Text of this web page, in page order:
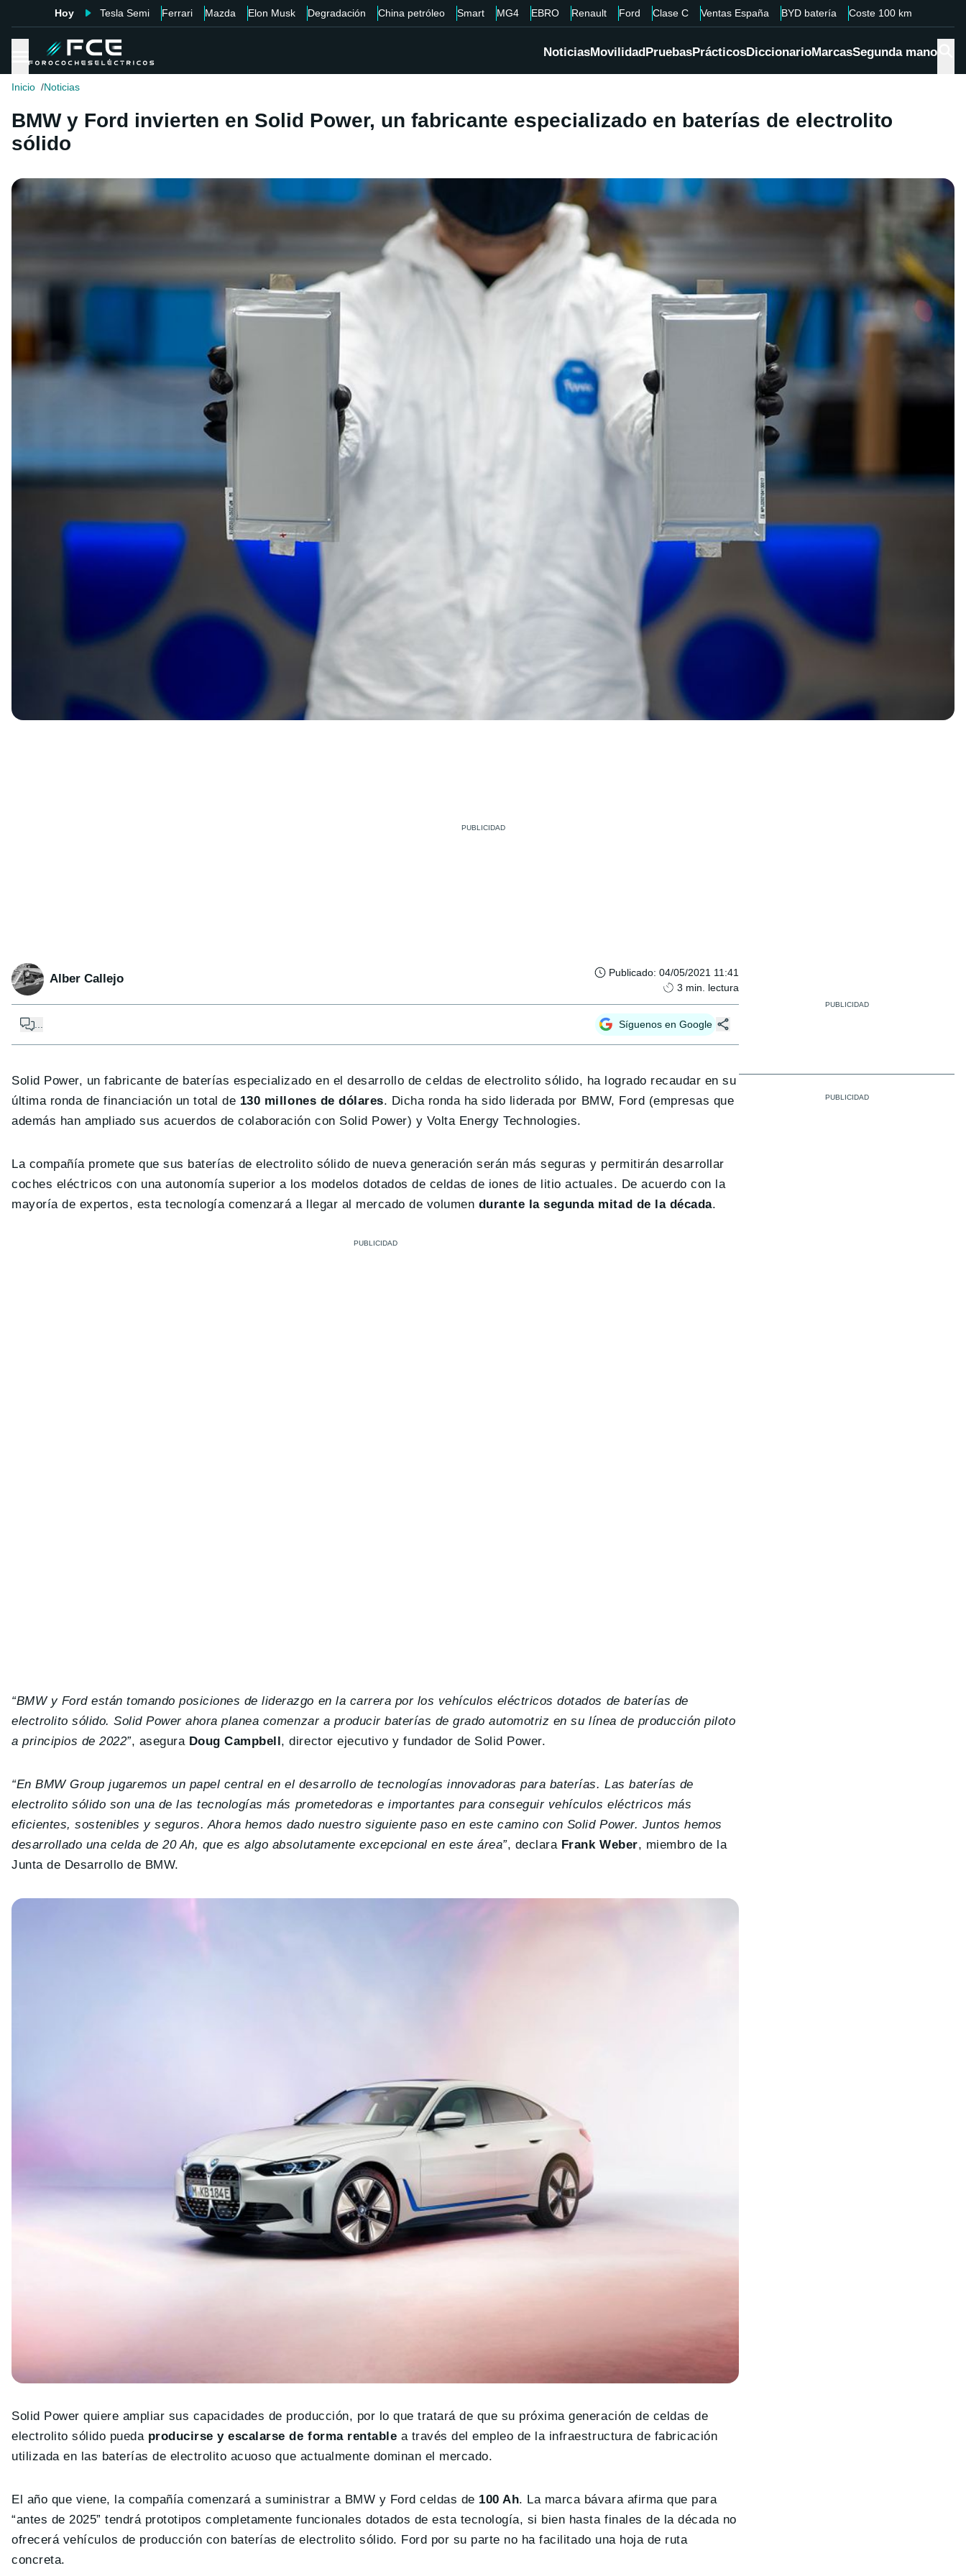
Hoy Tesla Semi Ferrari Mazda Elon Musk Degradación China petróleo Smart MG4 EBRO Renault Ford Clase C Ventas España BYD batería Coste 100 km
NoticiasMovilidadPruebasPrácticosDiccionarioMarcasSegunda mano
Inicio Noticias
BMW y Ford invierten en Solid Power, un fabricante especializado en baterías de electrolito
sólido
Alber Callejo Publicado: 04/05/2021 11:41
3 min. lectura
Síguenos en Google
Solid Power, un fabricante de baterías especializado en el desarrollo de celdas de electrolito sólido, ha logrado recaudar en su
última ronda de financiación un total de 130 millones de dólares. Dicha ronda ha sido liderada por BMW, Ford (empresas que
además han ampliado sus acuerdos de colaboración con Solid Power) y Volta Energy Technologies.
La compañía promete que sus baterías de electrolito sólido de nueva generación serán más seguras y permitirán desarrollar
coches eléctricos con una autonomía superior a los modelos dotados de celdas de iones de litio actuales. De acuerdo con la
mayoría de expertos, esta tecnología comenzará a llegar al mercado de volumen durante la segunda mitad de la década.
“BMW y Ford están tomando posiciones de liderazgo en la carrera por los vehículos eléctricos dotados de baterías de
electrolito sólido. Solid Power ahora planea comenzar a producir baterías de grado automotriz en su línea de producción piloto
a principios de 2022”, aseguraDoug Campbell, director ejecutivo y fundador de Solid Power.
“En BMW Group jugaremos un papel central en el desarrollo de tecnologías innovadoras para baterías. Las baterías de
electrolito sólido son una de las tecnologías más prometedoras e importantes para conseguir vehículos eléctricos más
eficientes, sostenibles y seguros. Ahora hemos dado nuestro siguiente paso en este camino con Solid Power. Juntos hemos
desarrollado una celda de 20 Ah, que es algo absolutamente excepcional en este área”, declara Frank Weber, miembro de la
Junta de Desarrollo de BMW.
Solid Power quiere ampliar sus capacidades de producción, por lo que tratará de que su próxima generación de celdas de
electrolito sólido pueda producirse y escalarse de forma rentable a través del empleo de la infraestructura de fabricación
utilizada en las baterías de electrolito acuoso que actualmente dominan el mercado.
El año que viene, la compañía comenzará a suministrar a BMW y Ford celdas de 100 Ah. La marca bávara afirma que para
“antes de 2025” tendrá prototipos completamente funcionales dotados de esta tecnología, si bien hasta finales de la década no
ofrecerá vehículos de producción con baterías de electrolito sólido. Ford por su parte no ha facilitado una hoja de ruta
concreta.